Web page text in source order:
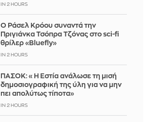
IN 2 HOURS
Ο Ράσελ Κρόου συναντά την
Πριγιάνκα Τσόπρα Τζόνας στο sci-fi
θρίλερ «Bluefly»
IN 2 HOURS
ΠΑΣΟΚ: «Η Εστία ανάλωσε τη μισή
δημοσιογραφική της ύλη για να μην
πει απολύτως τίποτα»
IN 2 HOURS